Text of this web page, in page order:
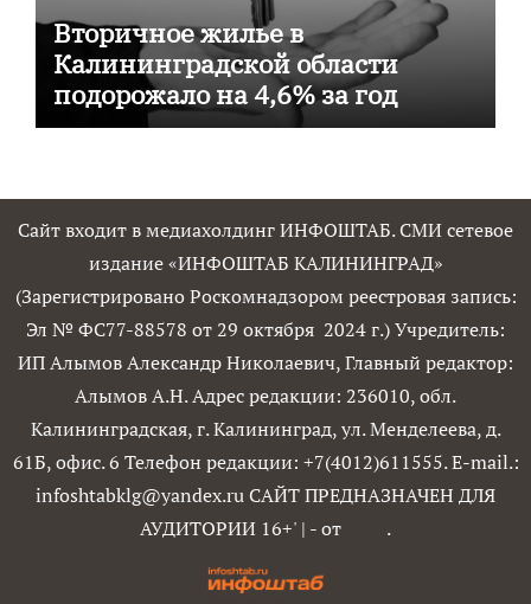
Вторичное жилье в
Калининградской области
подорожало на 4,6% за год
Сайт входит в медиахолдинг ИНФОШТАБ. СМИ сетевое
издание «ИНФОШТАБ КАЛИНИНГРАД»
(Зарегистрировано Роскомнадзором реестровая запись:
Эл № ФС77-88578 от 29 октября 2024 г.) Учредитель:
ИП Алымов Александр Николаевич, Главный редактор:
Алымов А.Н. Адрес редакции: 236010, обл.
Калининградская, г. Калининград, ул. Менделеева, д.
61Б, офис. 6 Телефон редакции: +7(4012)611555. E-mail.:
infoshtabklg@yandex.ru САЙТ ПРЕДНАЗНАЧЕН ДЛЯ
АУДИТОРИИ 16+' | - от .